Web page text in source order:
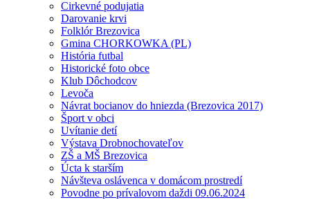
Cirkevné podujatia
Darovanie krvi
Folklór Brezovica
Gmina CHORKOWKA (PL)
História futbal
Historické foto obce
Klub Dôchodcov
Levoča
Návrat bocianov do hniezda (Brezovica 2017)
Šport v obci
Uvítanie detí
Výstava Drobnochovateľov
ZŠ a MŠ Brezovica
Úcta k starším
Návšteva oslávenca v domácom prostredí
Povodne po prívalovom daždi 09.06.2024